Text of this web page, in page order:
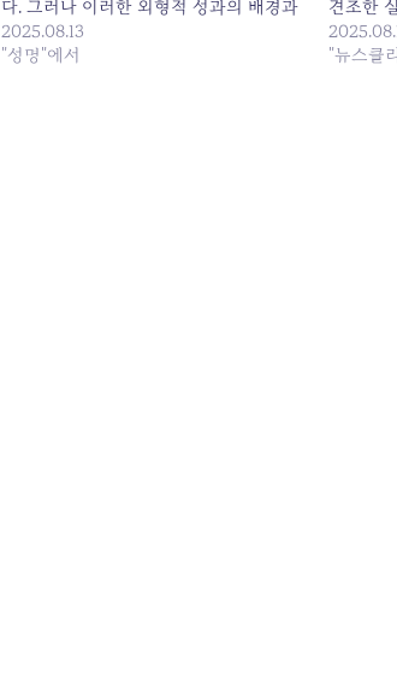
다. 그러나 이러한 외형적 성과의 배경과
그 이면에 숨겨진 우려 사항들을 면밀히
분석할 필요가 있다. 1. ‘역대 최대’ 실적
2025.08.13
"성명"에서
견조한
가입자...
적…하반
"뉴스클